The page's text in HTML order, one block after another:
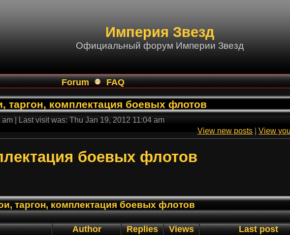
Империя Звезд
Официальный форум Империи Звезд
Forum FAQ
таргон, комплектация боевых флотов
| Last visit was: Thu Jan 19, 2012 11:04 am
View new posts View
боевых флотов
таргон, комплектация боевых флотов
Author Replies Views Last post